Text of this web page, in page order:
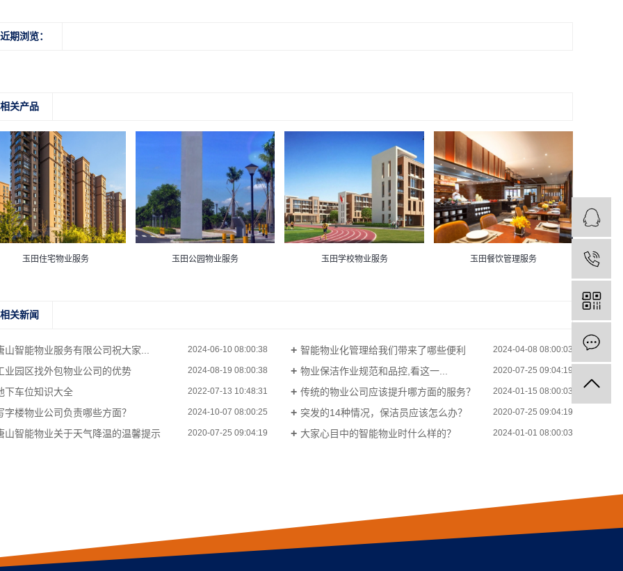
近期浏览：
相关产品
玉田住宅物业服务 玉田公园物业服务 玉田学校物业服务 玉田餐饮管理服务
相关新闻
山智能物业服务有限公司祝大家... 2024-06-10 08:00:38 智能物业化管理给我们带来了哪些便利 2024-04-08 08:00:03
业园区找外包物业公司的优势 2024-08-19 08:00:38 物业保洁作业规范和品控,看这一... 2020-07-25 09:04:19
下车位知识大全 2022-07-13 10:48:31 传统的物业公司应该提升哪方面的服务？ 2024-01-15 08:00:03
字楼物业公司负责哪些方面？ 2024-10-07 08:00:25 突发的14种情况，保洁员应该怎么办？ 2020-07-25 09:04:19
山智能物业关于天气降温的温馨提示 2020-07-25 09:04:19 大家心目中的智能物业时什么样的？ 2024-01-01 08:00:03